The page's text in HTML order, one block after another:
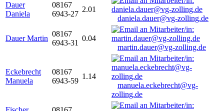
Dauer
Daniela
08167
6943-27
2.01
daniela.dauer@vg-zolling.de
Dauer Martin
08167
6943-31
0.04
martin.dauer@vg-zolling.de
Eckebrecht
Manuela
08167
6943-59
1.14
manuela.eckebrecht@vg-
zolling.de